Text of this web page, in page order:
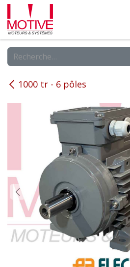
Se rendre au contenu
1000 tr - 6 pôles